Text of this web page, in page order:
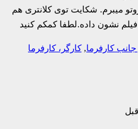
میبرم. شکایت توی کلانتری هم
فیلم نشون داده.لطفا کمکم کنید
کارفرما,کارگر، کارفرما